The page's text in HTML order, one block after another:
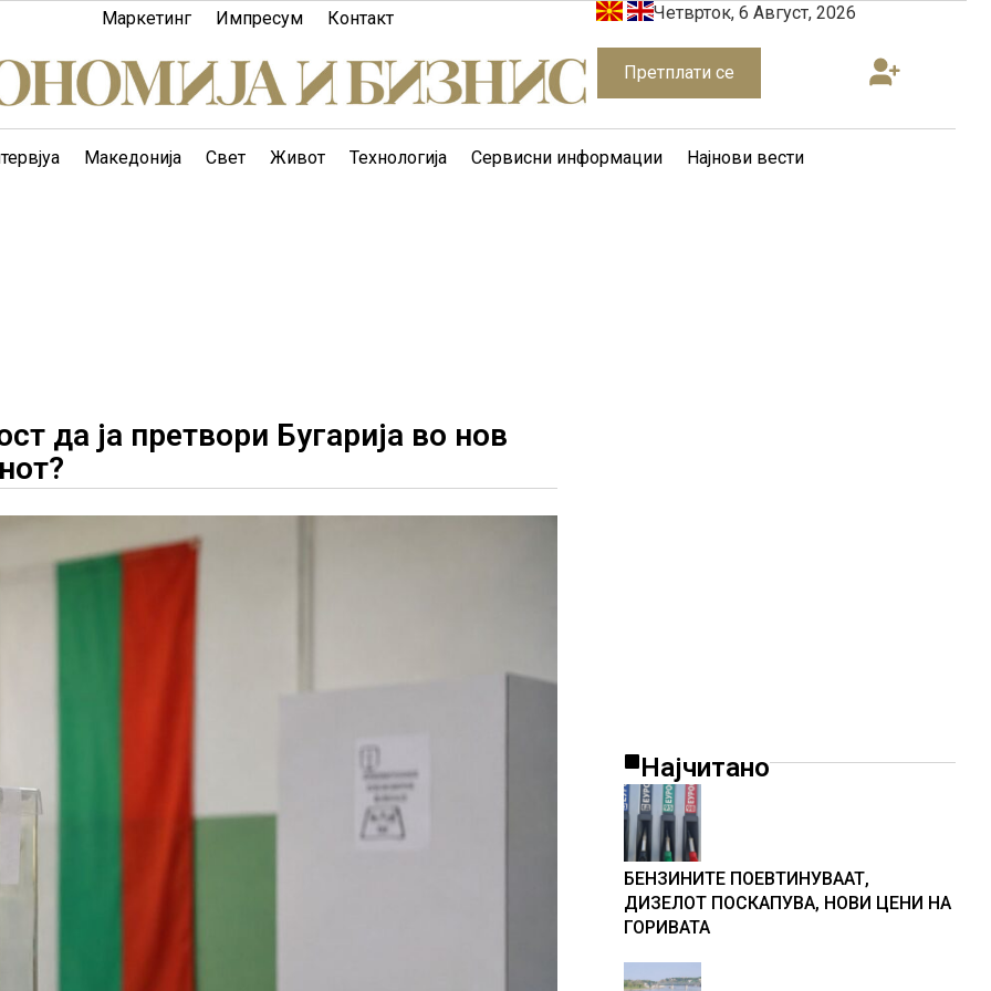
Маркетинг Импресум Контакт Четврток, 6 Август, 2026
Претплати се
Македонија Свет Живот Технологија Сервисни информации Најнови вести
да ја претвори Бугарија во нов
Најчитано
БЕНЗИНИТЕ ПОЕВТИНУВААТ,
ДИЗЕЛОТ ПОСКАПУВА, НОВИ ЦЕНИ НА
ГОРИВАТА